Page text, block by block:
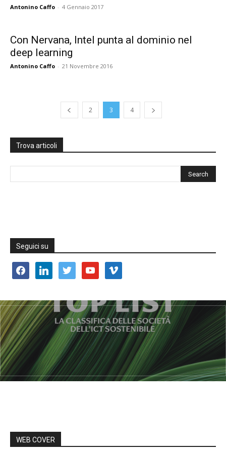
Antonino Caffo - 4 Gennaio 2017
Con Nervana, Intel punta al dominio nel
deep learning
Antonino Caffo - 21 Novembre 2016
2 3 4
Trova articoli
Seguici su
facebooklinkedin twitter youtube vimeo
WEB COVER